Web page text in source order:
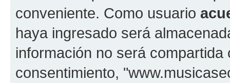
conveniente. Como usuario
haya ingresado será
información no será
consentimiento,